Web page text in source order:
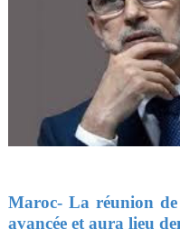
Maroc- La réunion de
avancée et aura lieu